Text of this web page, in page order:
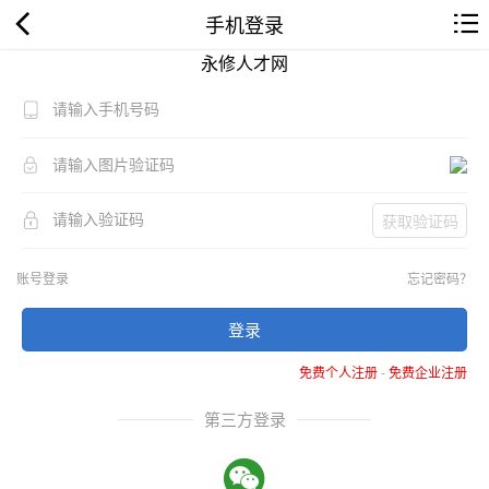
手机登录
永修人才网
获取验证码
账号登录 忘记密码？
登录
免费个人注册-免费企业注册
第三方登录